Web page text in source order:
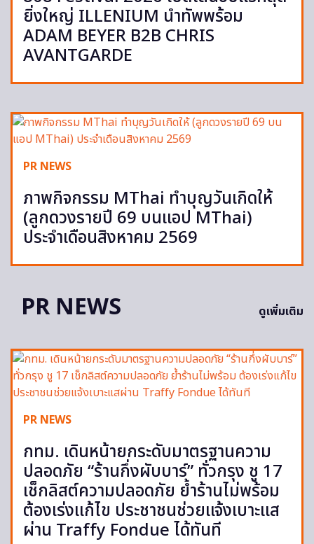
ยิ่งใหญ่ ILLENIUM นำทัพพร้อม
ADAM BEYER B2B CHRIS
AVANTGARDE
PR NEWS
ภาพกิจกรรม MThai ทำบุญวันเกิดให้
(ลูกดวงรายปี 69 บนแอป MThai)
ประจำเดือนสิงหาคม 2569
PR NEWS ดูเพิ่มเติม
PR NEWS
กทม. เดินหน้ายกระดับมาตรฐานความ
ปลอดภัย “ร้านกึ่งผับบาร์” ทั่วกรุง ชู 17
เช็กลิสต์ความปลอดภัย ย้ำร้านไม่พร้อม
ต้องเร่งแก้ไข ประชาชนช่วยแจ้งเบาะแส
ผ่าน Traffy Fondue ได้ทันที